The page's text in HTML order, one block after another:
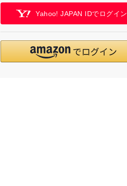
Yahoo! JAPAN IDでログイン